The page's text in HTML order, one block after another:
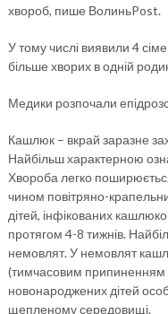
хвороб, пише ВолиньPost.
У тому числі виявили 4
більше хворих в одній
Медики розпочали
Кашлюк – вкрай заразне
Найбільш характерною
Хвороба легко
чином повітряно-
дітей, інфікованих
протягом 4-8 тижнів.
немовлят. У немовлят
(тимчасовим припиненням
новонароджених дітей
щепленому середовищі.